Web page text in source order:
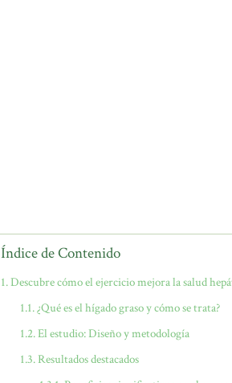
Índice de Contenido
Descubre cómo el ejercicio mejora la salud
¿Qué es el hígado graso y cómo se trata?
El estudio: Diseño y metodología
Resultados destacados